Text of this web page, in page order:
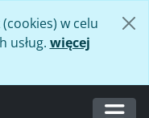
w celu
usług. więcej